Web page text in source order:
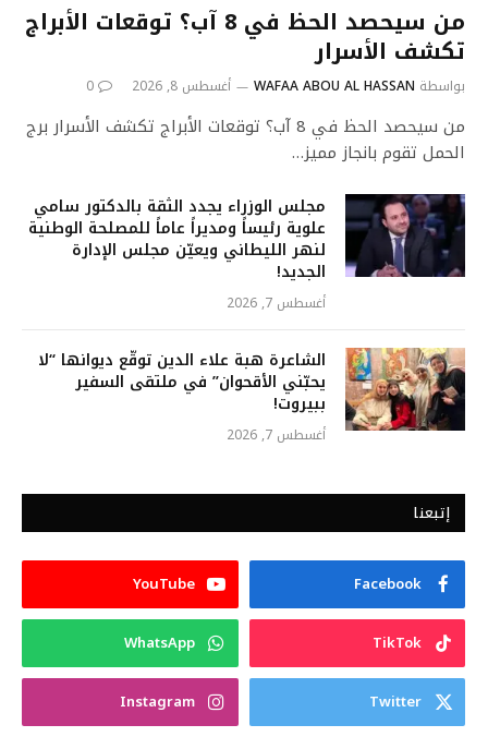
من سيحصد الحظ في 8 آب؟ توقعات الأبراج
تكشف الأسرار
بواسطة WAFAA ABOU AL HASSAN أغسطس 8, 2026 0
من سيحصد الحظ في 8 آب؟ توقعات الأبراج تكشف الأسرار برج
الحمل تقوم بانجاز مميز…
مجلس الوزراء يجدد الثقة بالدكتور سامي
علوية رئيساً ومديراً عاماً للمصلحة الوطنية
لنهر الليطاني ويعيّن مجلس الإدارة
الجديد!
أغسطس 7, 2026
الشاعرة هبة علاء الدين توقّع ديوانها “لا
يحبّني الأقحوان” في ملتقى السفير
ببيروت!
أغسطس 7, 2026
إتبعنا
Facebook
YouTube
TikTok
WhatsApp
Twitter
Instagram